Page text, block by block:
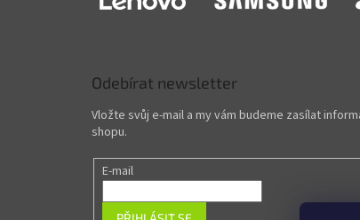
Odebírat newsletter
Vložte svůj e-mail a my vám budeme zasílat
shopu.
E-mail